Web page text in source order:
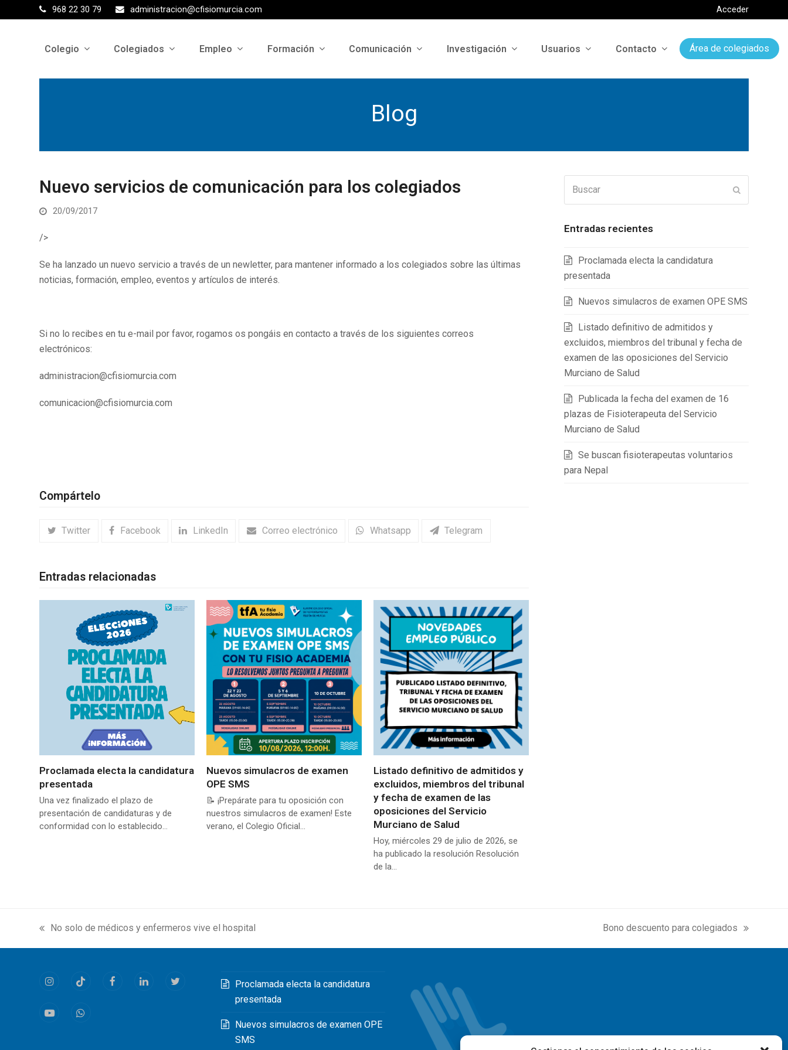
968 22 30 79 administracion@cfisiomurcia.com Acceder
Colegio Colegiados Empleo Formación Comunicación Investigación Usuarios Contacto Área de colegiados
Blog
Nuevo servicios de comunicación para los colegiados
20/09/2017
/>
Se ha lanzado un nuevo servicio a través de un newletter, para mantener informado a los colegiados sobre las últimas
noticias, formación, empleo, eventos y artículos de interés.
Si no lo recibes en tu e-mail por favor, rogamos os pongáis en contacto a través de los siguientes correos
electrónicos:
administracion@cfisiomurcia.com
comunicacion@cfisiomurcia.com
Compártelo
Twitter Facebook LinkedIn Correo electrónico Whatsapp Telegram
Entradas relacionadas
Proclamada electa la candidatura
presentada
Una vez finalizado el plazo de
presentación de candidaturas y de
conformidad con lo establecido…
Nuevos simulacros de examen
OPE SMS
📝 ¡Prepárate para tu oposición con
nuestros simulacros de examen! Este
verano, el Colegio Oficial…
Listado definitivo de admitidos y
excluidos, miembros del tribunal
y fecha de examen de las
oposiciones del Servicio
Murciano de Salud
Hoy, miércoles 29 de julio de 2026, se
ha publicado la resolución Resolución
de la…
Entradas recientes
Proclamada electa la candidatura
presentada
Nuevos simulacros de examen OPE SMS
Listado definitivo de admitidos y
excluidos, miembros del tribunal y fecha de
examen de las oposiciones del Servicio
Murciano de Salud
Publicada la fecha del examen de 16
plazas de Fisioterapeuta del Servicio
Murciano de Salud
Se buscan fisioterapeutas voluntarios
para Nepal
previous
post:
No solo de médicos y enfermeros vive el hospital
next
post:
Bono descuento para colegiados
InstagramTiktok FacebookLinkedInTwitter
YoutubeWhatsapp
Proclamada electa la candidatura
presentada
Nuevos simulacros de examen OPE
SMS